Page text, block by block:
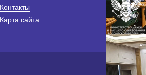
Контакты
Карта сайта